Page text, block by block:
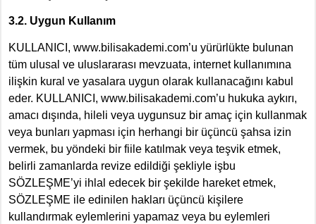
3.2. Uygun Kullanım
KULLANICI, www.bilisakademi.com’u yürürlükte bulunan
tüm ulusal ve uluslararası mevzuata, internet kullanımına
ilişkin kural ve yasalara uygun olarak kullanacağını kabul
eder. KULLANICI, www.bilisakademi.com’u hukuka aykırı,
amacı dışında, hileli veya uygunsuz bir amaç için kullanmak
veya bunları yapması için herhangi bir üçüncü şahsa izin
vermek, bu yöndeki bir fiile katılmak veya teşvik etmek,
belirli zamanlarda revize edildiği şekliyle işbu
SÖZLEŞME’yi ihlal edecek bir şekilde hareket etmek,
SÖZLEŞME ile edinilen hakları üçüncü kişilere
kullandırmak eylemlerini yapamaz veya bu eylemleri